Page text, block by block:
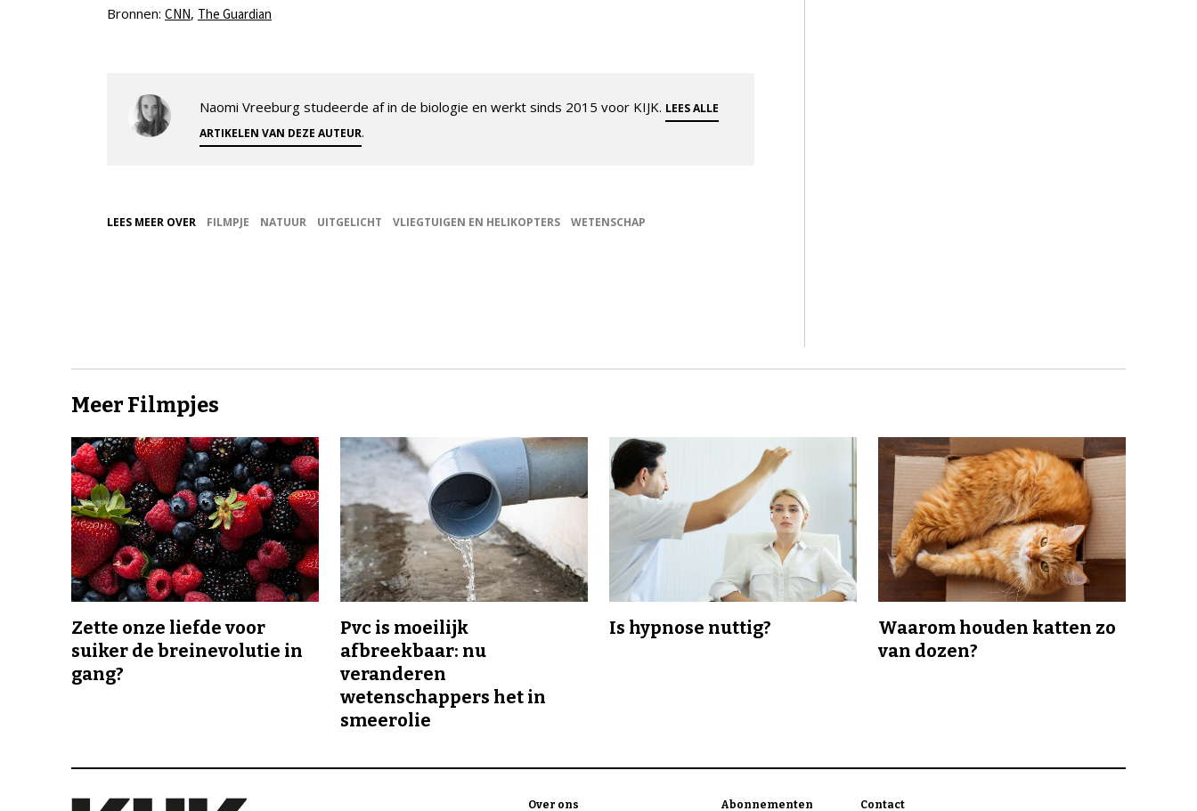
Bronnen: CNN, The Guardian
Naomi Vreeburg studeerde af in de biologie en werkt sinds 2015 voor KIJK. LEES ALLE
ARTIKELEN VAN DEZE AUTEUR.
LEES MEER OVER FILMPJE NATUUR UITGELICHT VLIEGTUIGEN EN HELIKOPTERS WETENSCHAP
Meer Filmpjes
Zette onze liefde voor
suiker de breinevolutie in
gang?
Pvc is moeilijk
afbreekbaar: nu
veranderen
wetenschappers het in
smeerolie
Is hypnose nuttig?
Waarom houden katten zo
van dozen?
Over ons Abonnementen Contact